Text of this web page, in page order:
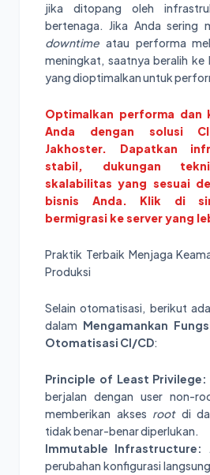
jika ditopang oleh
bertenaga. Jika Anda sering
downtime atau performa
meningkat, saatnya beralih ke
yang dioptimalkan untuk
Optimalkan performa dan
Anda dengan solusi
Jakhoster. Dapatkan
stabil, dukungan
skalabilitas yang sesuai
bisnis Anda. Klik di
bermigrasi ke server yang
Praktik Terbaik Menjaga
Produksi
Selain otomatisasi, berikut
dalam Mengamankan
Otomatisasi CI/CD:
Principle of Least Privilege:
berjalan dengan user non-
memberikan akses rootdi
tidak benar-benar diperlukan.
Immutable Infrastructure:
perubahan konfigurasi